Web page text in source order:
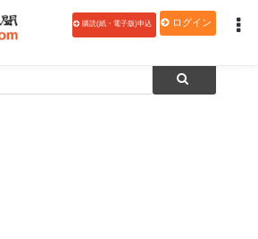
購読(紙・電子版)申込 ログイン